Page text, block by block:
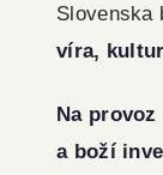
Slovenska
víra,
Na
a boží